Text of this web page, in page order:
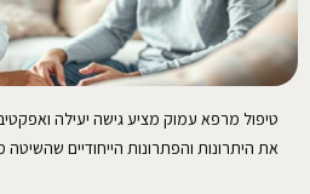
טיפול מרפא עמוק מציע גישה יעילה
את היתרונות והפתרונות הייחודיים שהשיטה